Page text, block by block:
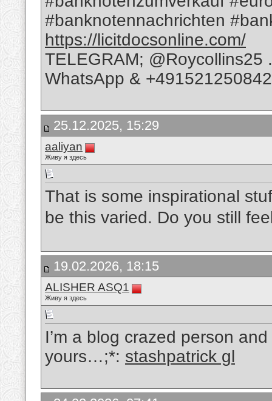
#banknotennachrichten
https://licitdocsonline.com/
TELEGRAM; @Roycollins25 .
WhatsApp &
25.12.2025, 15:29
aaliyan
Живу я здесь
That is some inspirational
be this varied. Do you still
19.02.2026, 18:15
ALISHER ASQ1
Живу я здесь
I’m a blog crazed person
yours…;*: stashpatrick gl